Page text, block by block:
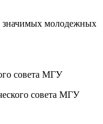
значимых молодежных
совета МГУ
совета МГУ